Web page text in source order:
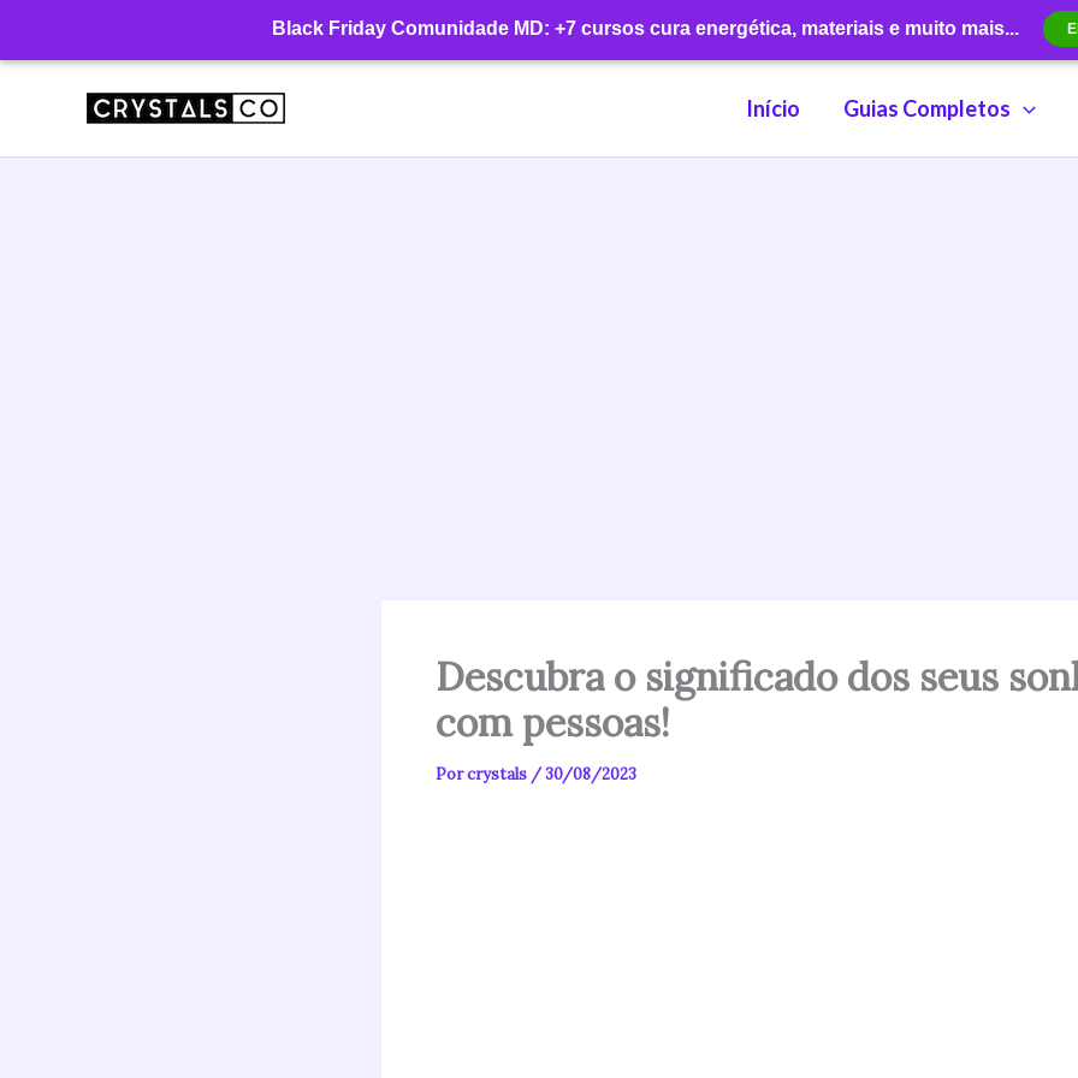
Black Friday Comunidade MD: +7 cursos cura energética, materiais e muito mais...
conteúdo
Início Guias Completos
Descubra o significado dos seus
com pessoas!
Porcrystals /30/08/2023